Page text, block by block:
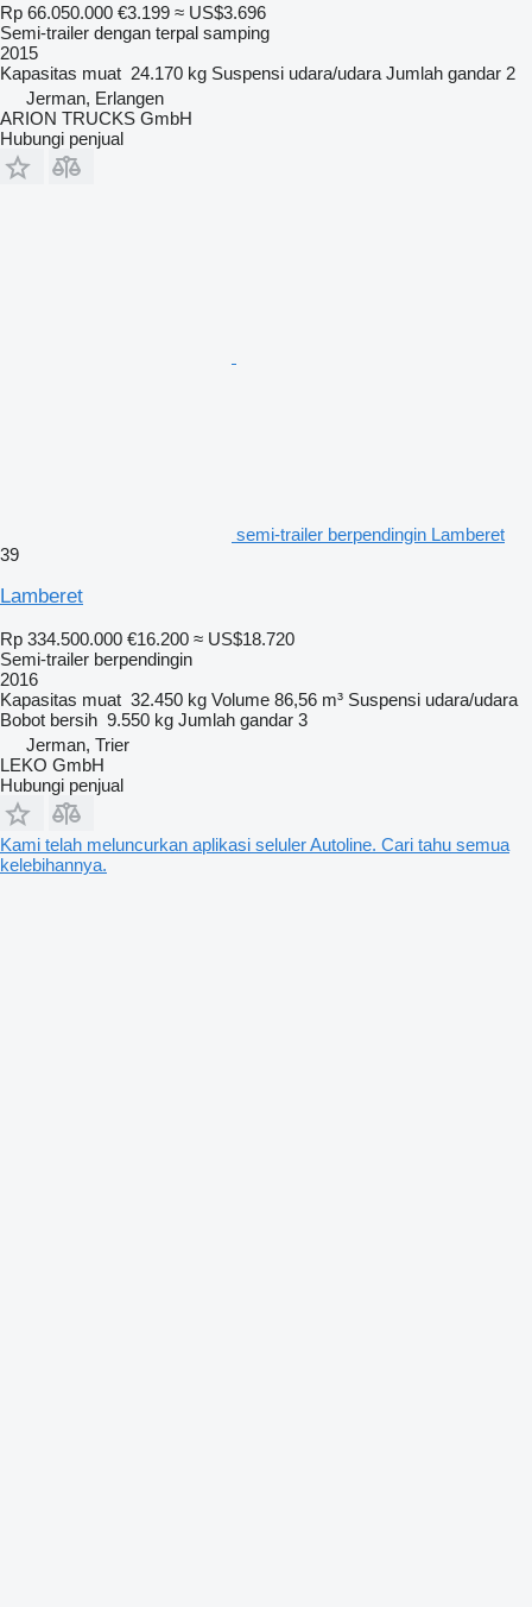
Rp 66.050.000 €3.199 ≈ US$3.696
Semi-trailer dengan terpal samping
2015
Kapasitas muat 24.170 kg Suspensi udara/udara Jumlah gandar 2
Jerman, Erlangen
ARION TRUCKS GmbH
Hubungi penjual
semi-trailer berpendingin Lamberet
39
Lamberet
Rp 334.500.000 €16.200 ≈ US$18.720
Semi-trailer berpendingin
2016
Kapasitas muat 32.450 kg Volume 86,56 m³ Suspensi udara/udara
Bobot bersih 9.550 kg Jumlah gandar 3
Jerman, Trier
LEKO GmbH
Hubungi penjual
Kami telah meluncurkan aplikasi seluler Autoline. Cari tahu semua
kelebihannya.